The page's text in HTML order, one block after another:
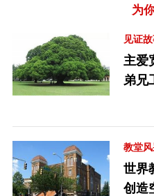
为
见证
主爱
弟兄
教堂
世界
创造